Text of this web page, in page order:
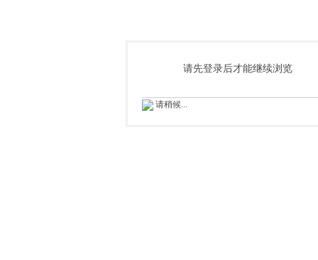
索
请先登录后才能继续浏览
请稍候...